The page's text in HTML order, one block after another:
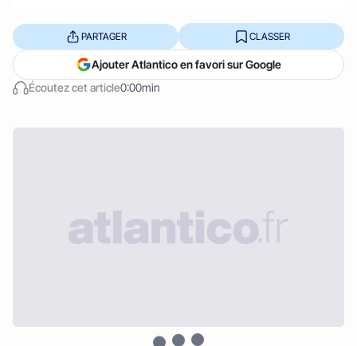
Écoutez cet article0:00min
PARTAGER CLASSER
Ajouter Atlantico en favori sur Google